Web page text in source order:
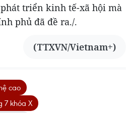
triển kinh tế-xã hội mà
phủ đã đề ra./.
(TTXVN/Vietnam+)
cao
7 khóa X